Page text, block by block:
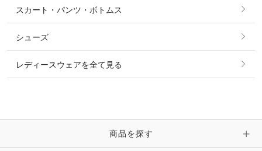
ベルト
時計・財布・キーケース・革小物
リング
ピアス・イヤリング
ピン・ブローチ・コサージュ
スカート・パンツ・ボトムス
シューズ
レディースウェアを全て見る
商品を探す